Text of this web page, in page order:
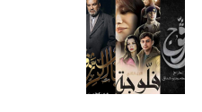
LATEST
STORIES